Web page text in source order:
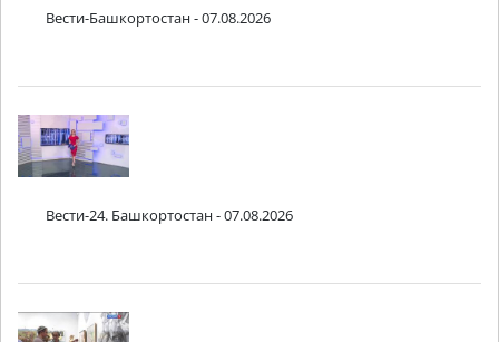
Вести-Башкортостан - 07.08.2026
Вести-24. Башкортостан - 07.08.2026